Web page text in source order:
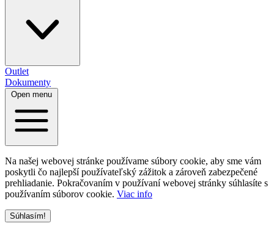
Outlet
Dokumenty
Open menu
Na našej webovej stránke používame súbory cookie, aby sme vám
poskytli čo najlepší používateľský zážitok a zároveň zabezpečené
prehliadanie. Pokračovaním v používaní webovej stránky súhlasíte s
používaním súborov cookie. Viac info
Súhlasím!